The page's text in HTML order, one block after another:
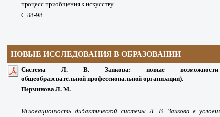
процесс приобщения к искусству.
С.88-98
НОВЫЕ ИССЛЕДОВАНИЯ В ОБРАЗОВАНИИ
Система Л. В. Занкова: новые
общеобразовательной профессиональной организации).
Перминова Л. М.
Инновационность дидактической системы Л. В. Занкова в